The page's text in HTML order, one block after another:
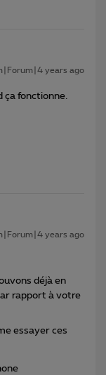
years ago
ça fonctionne.
years ago
déjà en
rapport à votre
essayer ces